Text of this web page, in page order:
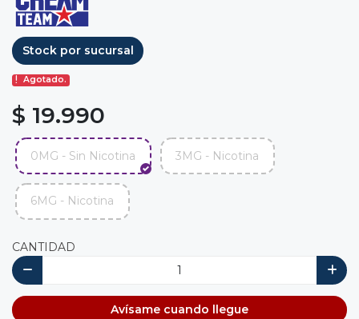
Stock por sucursal
Agotado.
$ 19.990
0MG - Sin Nicotina 3MG - Nicotina
6MG - Nicotina
CANTIDAD
Avísame cuando llegue